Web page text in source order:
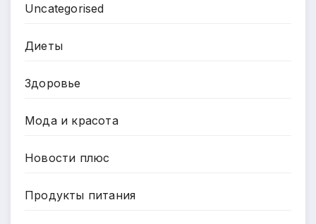
Uncategorised
Диеты
Здоровье
Мода и красота
Новости плюс
Продукты питания